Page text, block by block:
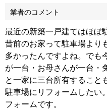
業者のコメント
最近の新築一戸建てはほぼ
昔前のお家って駐車場より
多かったんですよね。でも
が一台・お母さんが一台・
と一家に三台所有すること
駐車場にリフォームしたい
フォームです。